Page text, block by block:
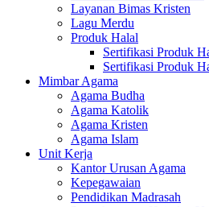
Layanan Bimas Kristen
Lagu Merdu
Produk Halal
Sertifikasi Produk
Sertifikasi Produk
Mimbar Agama
Agama Budha
Agama Katolik
Agama Kristen
Agama Islam
Unit Kerja
Kantor Urusan Agama
Kepegawaian
Pendidikan Madrasah